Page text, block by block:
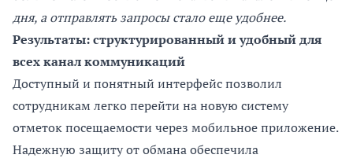
дня, а отправлять запросы стало еще удобнее.
Результаты: структурированный и удобный для
всех канал коммуникаций
Доступный и понятный интерфейс позволил
сотрудникам легко перейти на новую систему
отметок посещаемости через мобильное приложение.
Надежную защиту от обмана обеспечила